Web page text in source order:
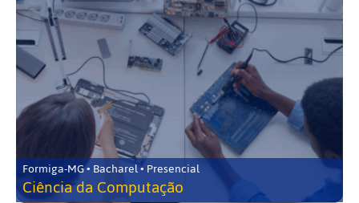
Formiga-MG • Bacharel • Presencial
Ciência da Computação